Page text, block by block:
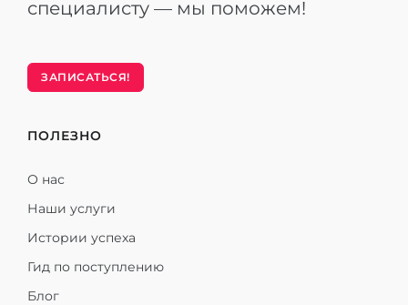
специалисту — мы поможем!
ЗАПИСАТЬСЯ!
ПОЛЕЗНО
О нас
Наши услуги
Истории успеха
Гид по поступлению
Блог